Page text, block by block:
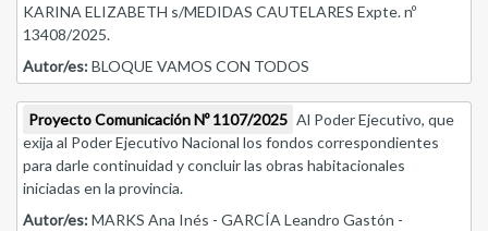
KARINA ELIZABETH s/MEDIDAS CAUTELARES Expte. nº
13408/2025.
Autor/es:BLOQUE VAMOS CON TODOS
Proyecto Comunicación Nº 1107/2025 Al Poder Ejecutivo, que
exija al Poder Ejecutivo Nacional los fondos correspondientes
para darle continuidad y concluir las obras habitacionales
iniciadas en la provincia.
Autor/es:MARKS Ana Inés - GARCÍA Leandro Gastón -